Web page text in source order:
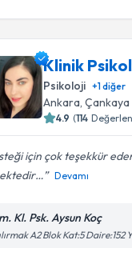
Klinik
Psikoloji +1diğer
Ankara , Çankaya
4.9 (114
için çok teşekkür
Devamı
Kl. Psk. Aysun Koç
A2 Blok Kat:5